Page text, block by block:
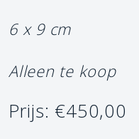
6 x 9 cm
Alleen te koop
Prijs: €450,00